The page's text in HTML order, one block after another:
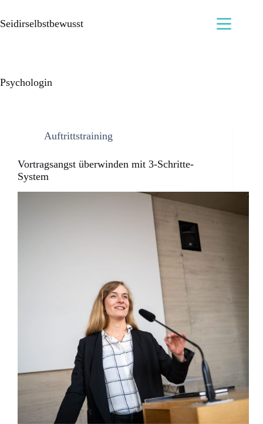
Seidirselbstbewusst
Psychologin
Auftrittstraining
Vortragsangst überwinden mit 3-Schritte-
System